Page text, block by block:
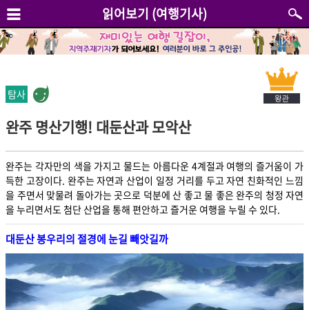
읽어보기 (여행기사)
탐사
완주 명산기행! 대둔산과 모악산
완주는 각자만의 색을 가지고 물드는 아름다운 4계절과 여행의 즐거움이 가
득한 고장이다. 완주는 자연과 산업이 일정 거리를 두고 자연 친화적인 느낌
을 주면서 맞물려 돌아가는 곳으로 덕분에 산 좋고 물 좋은 완주의 청정 자연
을 누리면서도 첨단 산업을 통해 편안하고 즐거운 여행을 누릴 수 있다.
대둔산 봉우리의 절경에 눈길 빼앗길까